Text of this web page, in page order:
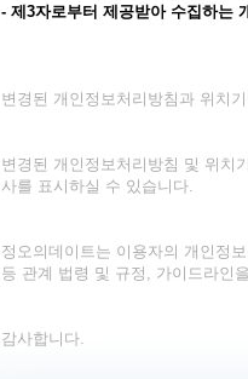
- 제3자로부터 제공받아 수집하는
변경된 개인정보처리방침과 위치
변경된 개인정보처리방침 및 위치
사를 표시하실 수 있습니다.
정오의데이트는 이용자의 개인정
등 관계 법령 및 규정, 가이드라인
감사합니다.